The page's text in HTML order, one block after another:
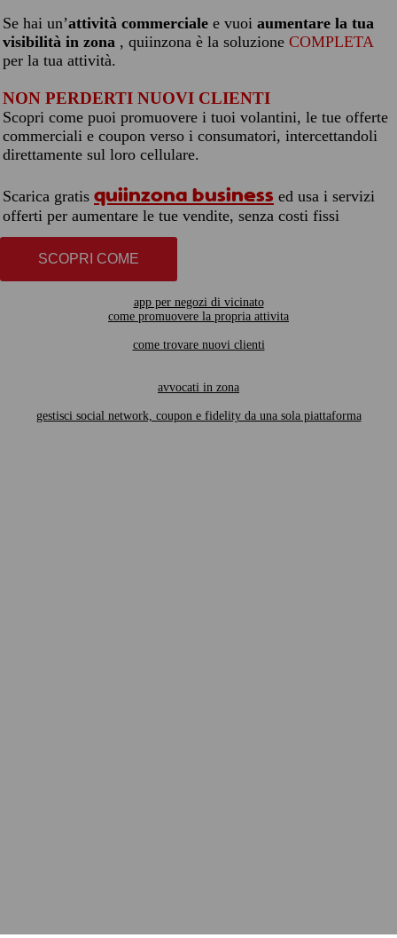
Se hai un’attività commerciale e vuoi aumentare la tua
visibilità in zona , quiinzona è la soluzione COMPLETA
per la tua attività.
NON PERDERTI NUOVI CLIENTI
Scopri come puoi promuovere i tuoi volantini, le tue offerte
commerciali e coupon verso i consumatori, intercettandoli
direttamente sul loro cellulare.
Scarica gratis quiinzona business ed usa i servizi
offerti per aumentare le tue vendite, senza costi fissi
SCOPRI COME
app per negozi di vicinato
come promuovere la propria attivita
come trovare nuovi clienti
avvocati in zona
gestisci social network, coupon e fidelity da una sola piattaforma